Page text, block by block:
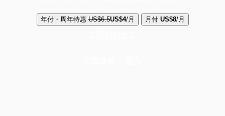
年付・周年特惠 US$6.5US$4/月 月付 US$8/月